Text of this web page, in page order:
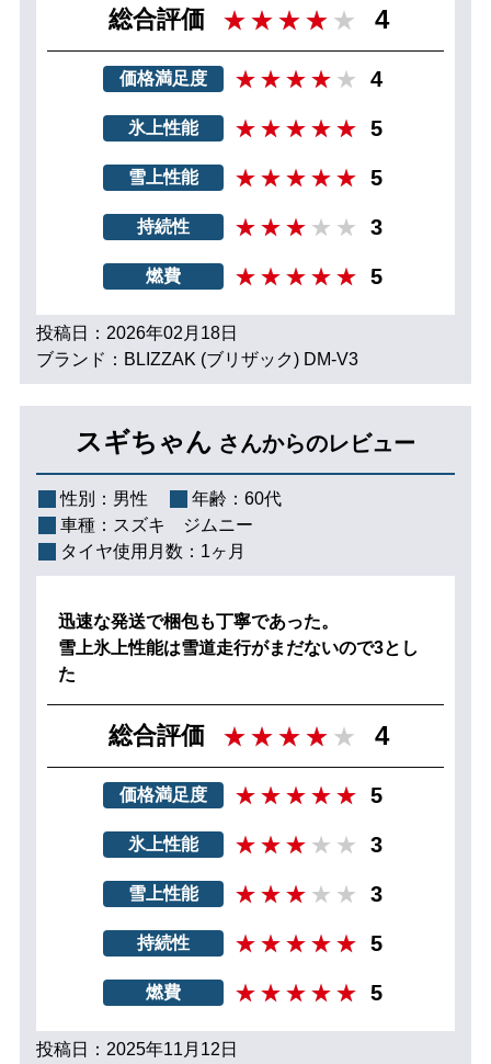
総合評価 4
価格満足度 4
氷上性能 5
雪上性能 5
持続性 3
燃費 5
投稿日：2026年02月18日
ブランド：BLIZZAK (ブリザック) DM-V3
スギちゃん さんからのレビュー
性別： 男性 年齢： 60代
車種： スズキ ジムニー
タイヤ使用月数： 1ヶ月
迅速な発送で梱包も丁寧であった。
雪上氷上性能は雪道走行がまだないので3とし
た
総合評価 4
価格満足度 5
氷上性能 3
雪上性能 3
持続性 5
燃費 5
投稿日：2025年11月12日